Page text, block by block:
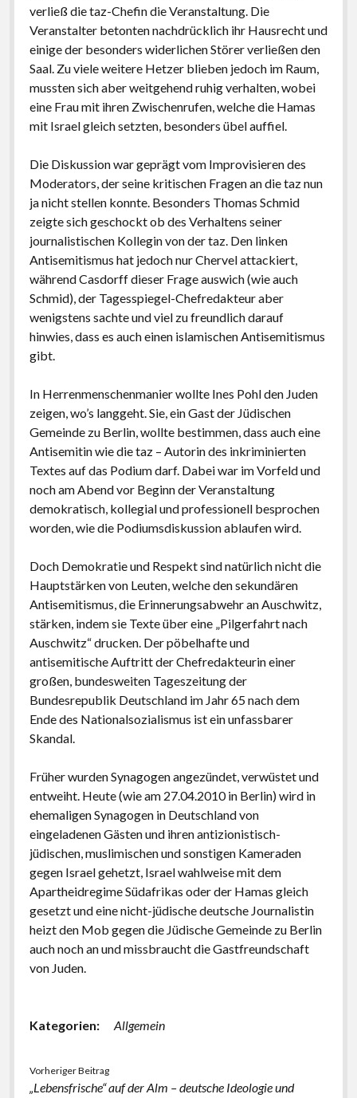
verließ die taz-Chefin die Veranstaltung. Die
Veranstalter betonten nachdrücklich ihr Hausrecht und
einige der besonders widerlichen Störer verließen den
Saal. Zu viele weitere Hetzer blieben jedoch im Raum,
mussten sich aber weitgehend ruhig verhalten, wobei
eine Frau mit ihren Zwischenrufen, welche die Hamas
mit Israel gleich setzten, besonders übel auffiel.
Die Diskussion war geprägt vom Improvisieren des
Moderators, der seine kritischen Fragen an die taz nun
ja nicht stellen konnte. Besonders Thomas Schmid
zeigte sich geschockt ob des Verhaltens seiner
journalistischen Kollegin von der taz. Den linken
Antisemitismus hat jedoch nur Chervel attackiert,
während Casdorff dieser Frage auswich (wie auch
Schmid), der Tagesspiegel-Chefredakteur aber
wenigstens sachte und viel zu freundlich darauf
hinwies, dass es auch einen islamischen Antisemitismus
gibt.
In Herrenmenschenmanier wollte Ines Pohl den Juden
zeigen, wo’s langgeht. Sie, ein Gast der Jüdischen
Gemeinde zu Berlin, wollte bestimmen, dass auch eine
Antisemitin wie die taz – Autorin des inkriminierten
Textes auf das Podium darf. Dabei war im Vorfeld und
noch am Abend vor Beginn der Veranstaltung
demokratisch, kollegial und professionell besprochen
worden, wie die Podiumsdiskussion ablaufen wird.
Doch Demokratie und Respekt sind natürlich nicht die
Hauptstärken von Leuten, welche den sekundären
Antisemitismus, die Erinnerungsabwehr an Auschwitz,
stärken, indem sie Texte über eine „Pilgerfahrt nach
Auschwitz“ drucken. Der pöbelhafte und
antisemitische Auftritt der Chefredakteurin einer
großen, bundesweiten Tageszeitung der
Bundesrepublik Deutschland im Jahr 65 nach dem
Ende des Nationalsozialismus ist ein unfassbarer
Skandal.
Früher wurden Synagogen angezündet, verwüstet und
entweiht. Heute (wie am 27.04.2010 in Berlin) wird in
ehemaligen Synagogen in Deutschland von
eingeladenen Gästen und ihren antizionistisch-
jüdischen, muslimischen und sonstigen Kameraden
gegen Israel gehetzt, Israel wahlweise mit dem
Apartheidregime Südafrikas oder der Hamas gleich
gesetzt und eine nicht-jüdische deutsche Journalistin
heizt den Mob gegen die Jüdische Gemeinde zu Berlin
auch noch an und missbraucht die Gastfreundschaft
von Juden.
Kategorien: Allgemein
Vorheriger Beitrag
„Lebensfrische“ auf der Alm – deutsche Ideologie und